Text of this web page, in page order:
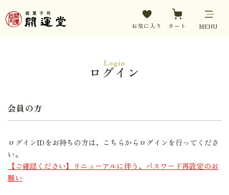
お気に入り カート MENU
Login
ログイン
会員の方
ログインIDをお持ちの方は、こちらからログインを行ってくださ
い。
【ご確認ください】リニューアルに伴う、パスワード再設定のお
願い